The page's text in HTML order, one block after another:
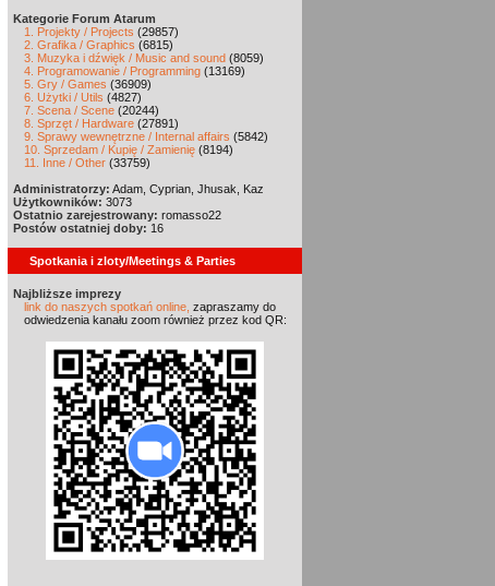
Kategorie Forum Atarum
1. Projekty / Projects (29857)
2. Grafika / Graphics (6815)
3. Muzyka i dźwięk / Music and sound (8059)
4. Programowanie / Programming (13169)
5. Gry / Games (36909)
6. Użytki / Utils (4827)
7. Scena / Scene (20244)
8. Sprzęt / Hardware (27891)
9. Sprawy wewnętrzne / Internal affairs (5842)
10. Sprzedam / Kupię / Zamienię (8194)
11. Inne / Other (33759)
Administratorzy: Adam, Cyprian, Jhusak, Kaz
Użytkowników: 3073
Ostatnio zarejestrowany: romasso22
Postów ostatniej doby: 16
Spotkania i zloty/Meetings & Parties
Najbliższe imprezy
link do naszych spotkań online, zapraszamy do
odwiedzenia kanału zoom również przez kod QR: